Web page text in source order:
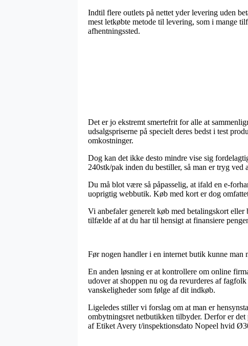
Indtil flere outlets på nettet yder levering uden
mest letkøbte metode til levering, som i mange
afhentningssted.
Det er jo ekstremt smertefrit for alle at
udsalgspriserne på specielt deres bedst i test
omkostninger.
Dog kan det ikke desto mindre vise sig
240stk/pak inden du bestiller, så man er tryg ved
Du må blot være så påpasselig, at ifald en e-
uoprigtig webbutik. Køb med kort er dog
Vi anbefaler generelt køb med betalingskort
tilfælde af at du har til hensigt at finansiere
Før nogen handler i en internet butik kunne
En anden løsning er at kontrollere om online
udover at shoppen nu og da revurderes af
vanskeligheder som følge af dit indkøb.
Ligeledes stiller vi forslag om at man er
ombytningsret netbutikken tilbyder. Derfor er
af Etiket Avery t/inspektionsdato Nopeel hvid